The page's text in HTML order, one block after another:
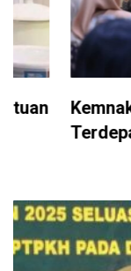
Kemnaker
Terdepan